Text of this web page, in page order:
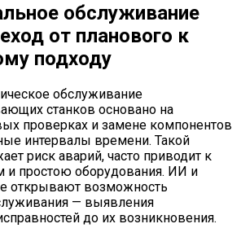
обслуживание
от планового к
подходу
обслуживание
станков основано на
проверках и замене компонентов
интервалы времени. Такой
риск аварий, часто приводит к
и простою оборудования. ИИ и
открывают возможность
— выявления
до их возникновения.